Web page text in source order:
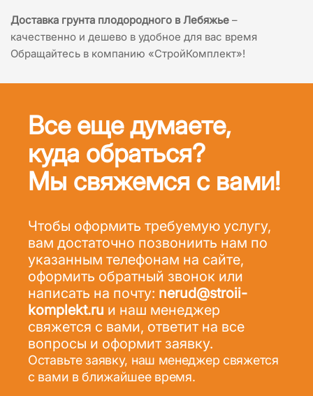
Доставка грунта плодородного в Лебяжье –
качественно и дешево в удобное для вас время
Обращайтесь в компанию «СтройКомплект»!
Все еще думаете,
куда обраться?
Мы свяжемся с вами!
Чтобы оформить требуемую услугу,
вам достаточно позвониить нам по
указанным телефонам на сайте,
оформить обратный звонок или
написать на почту: nerud@stroii-
komplekt.ru и наш менеджер
свяжется с вами, ответит на все
вопросы и оформит заявку.
Оставьте заявку, наш менеджер свяжется
с вами в ближайшее время.